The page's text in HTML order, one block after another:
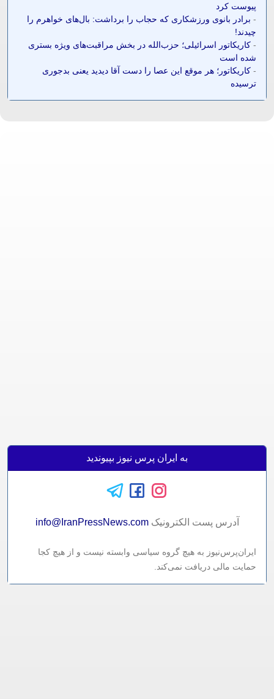
پیوست کرد
- برادر بانوی ورزشکاری که حجاب را برداشت: بال‌های خواهرم را
چیدند!
- کاریکاتور اسرائیلی؛ حزب‌الله در بخش مراقبت‌های ویژه بستری
شده است
- کاریکاتور؛ هر موقع این عصا را دست آقا دیدید یعنی بدجوری
ترسیده
به ایران پرس نیوز بپیوندید
آدرس پست الکترونيکinfo@IranPressNews.com
ایران‌پرس‌نیوز به هیچ گروه سیاسی وابسته نیست و از هیچ کجا
حمایت مالی دریافت نمی‌کند.